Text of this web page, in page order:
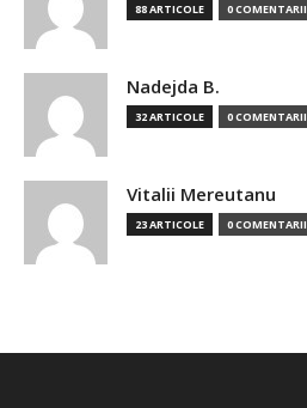
88 ARTICOLE 0 COMENTARII
Nadejda B.
32 ARTICOLE 0 COMENTARII
Vitalii Mereutanu
23 ARTICOLE 0 COMENTARII